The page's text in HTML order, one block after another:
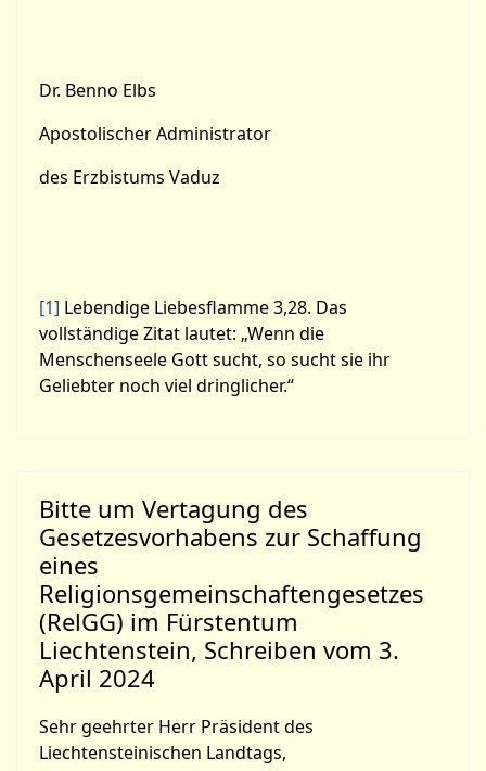
Dr. Benno Elbs
Apostolischer Administrator
des Erzbistums Vaduz
[1] Lebendige Liebesflamme 3,28. Das
vollständige Zitat lautet: „Wenn die
Menschenseele Gott sucht, so sucht sie ihr
Geliebter noch viel dringlicher.“
Bitte um Vertagung des
Gesetzesvorhabens zur Schaffung
eines
Religionsgemeinschaftengesetzes
(RelGG) im Fürstentum
Liechtenstein, Schreiben vom 3.
April 2024
Sehr geehrter Herr Präsident des
Liechtensteinischen Landtags,